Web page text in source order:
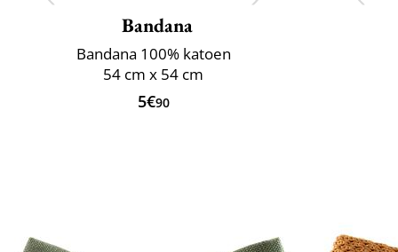
Bandana
Bandana 100% katoen
54 cm x 54 cm
5€90